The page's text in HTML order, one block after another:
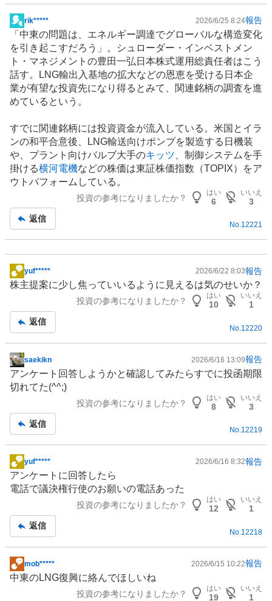
掲
板
記
事
rik***** 2026/6/25 8:24報告
「 中東の問題は、 エネルギー調達でグローバルな構造変化
を引き起こすだろう」。シュローダー・インベストメン
ト・マネジメントの豊田一弘日本株式運用総責任者はこう
話す。LNG輸出入基地の拡大などの恩恵を受ける日本企
業が有望な投資先になり得るとみて、関連銘柄の調査を進
めているという。
すでに関連銘柄には投資資金が流入している。米国とイラ
ンの和平合意後、LNG輸送向けポンプを製造する日機装
や、プラント向けバルブ大手のキッツ 、制御システムを手
掛ける横河電機などの株価は東証株価指数（TOPIX）をア
ウトパフォームしている。
投資の参考になりましたか？
はい
6
いいえ
3
返信
No.12221
掲
示
事
yuf***** 2026/6/22 8:03報告
株主提案に少し焦っていいるように見えるは気のせいか？
投資の参考になりましたか？
はい
10
いいえ
1
返信
No. 12220
掲
示
板
saekikn 2026/6/16 13:09報告
アンケート回答しようかと確認してみたらすでに投函期限
切れてた(^^;)
投資の参考になりましたか？
はい
8
いいえ
3
返信
No.12219
掲
示
板
yuf***** 2026/6/16 8:32報告
アンケートに回答したら
電話で議決権行使のお願いの電話あった
投資の参考になりましたか？
はい
12
いいえ
1
返信
No. 12218
掲
示
mob***** 2026/6/15 10:22報告
中東のLNG復興に絡んでほしいね
投資の参考になりましたか？
はい
19
いいえ
1